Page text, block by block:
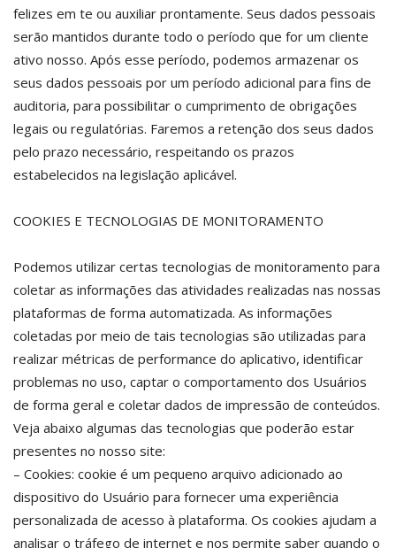
felizes em te ou auxiliar prontamente. Seus dados pessoais
serão mantidos durante todo o período que for um cliente
ativo nosso. Após esse período, podemos armazenar os
seus dados pessoais por um período adicional para fins de
auditoria, para possibilitar o cumprimento de obrigações
legais ou regulatórias. Faremos a retenção dos seus dados
pelo prazo necessário, respeitando os prazos
estabelecidos na legislação aplicável.
COOKIES E TECNOLOGIAS DE MONITORAMENTO
Podemos utilizar certas tecnologias de monitoramento para
coletar as informações das atividades realizadas nas nossas
plataformas de forma automatizada. As informações
coletadas por meio de tais tecnologias são utilizadas para
realizar métricas de performance do aplicativo, identificar
problemas no uso, captar o comportamento dos Usuários
de forma geral e coletar dados de impressão de conteúdos.
Veja abaixo algumas das tecnologias que poderão estar
presentes no nosso site:
– Cookies: cookie é um pequeno arquivo adicionado ao
dispositivo do Usuário para fornecer uma experiência
personalizada de acesso à plataforma. Os cookies ajudam a
analisar o tráfego de internet e nos permite saber quando o